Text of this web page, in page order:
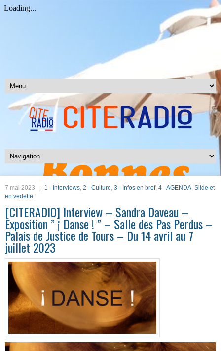
7 mai 2023 1 - Interviews, 2 - Culture, 3 - Infos en bref, 4 - AGENDA, Slide et
en vedette
[CITERADIO] Interview – Sandra Daveau –
Exposition ” ¡ Danse ! ” – Salle des Pas Perdus –
Palais de Justice de Tours – Du 14 avril au 7
juillet 2023